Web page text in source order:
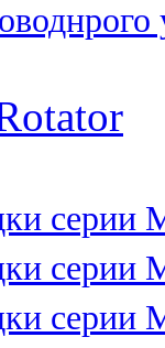
серии
серии
серии